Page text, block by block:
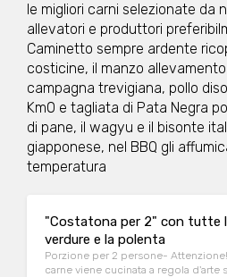
le migliori carni selezionate da
allevatori e produttori
Caminetto sempre ardente
costicine, il manzo
campagna trevigiana, pollo
Km0 e tagliata di Pata Negra
di pane, il wagyu e il bisonte
giapponese, nel BBQ gli
temperatura
"Costatona per 2" con tutte
verdure e la polenta
Porzione per 2 persone-
carne viene cucinata a regola d'arte